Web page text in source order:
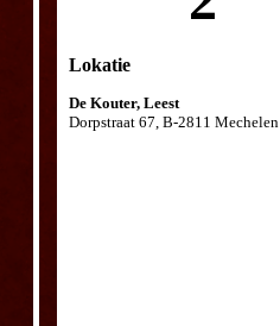
Lokatie
De Kouter, Leest
Dorpstraat 67, B-2811 Mechelen